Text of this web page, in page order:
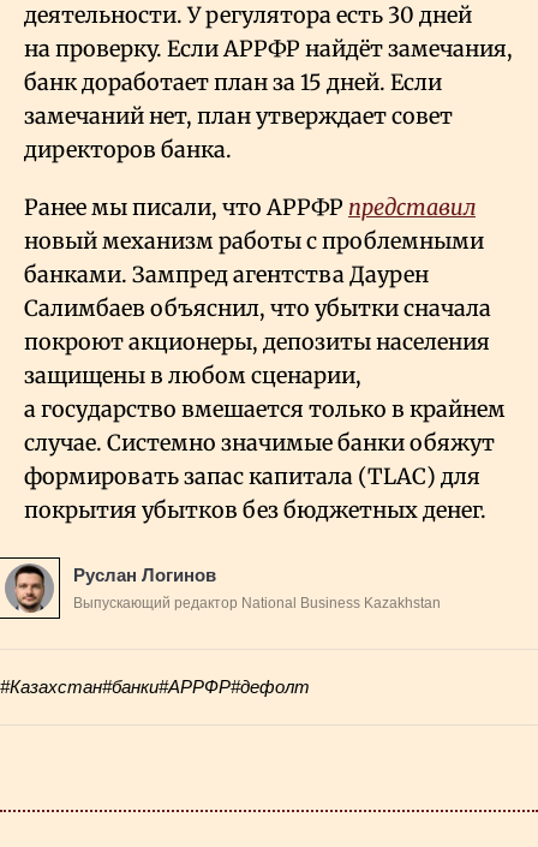
деятельности. У регулятора есть 30 дней
на проверку. Если АРРФР найдёт замечания,
банк доработает план за 15 дней. Если
замечаний нет, план утверждает совет
директоров банка.
Ранее мы писали, что АРРФР представил
новый механизм работы с проблемными
банками. Зампред агентства Даурен
Салимбаев объяснил, что убытки сначала
покроют акционеры, депозиты населения
защищены в любом сценарии,
а государство вмешается только в крайнем
случае. Системно значимые банки обяжут
формировать запас капитала (TLAC) для
покрытия убытков без бюджетных денег.
Руслан Логинов
Выпускающий редактор National Business Kazakhstan
#Казахстан#банки#АРРФР#дефолт